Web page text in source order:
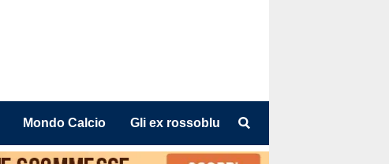
Mondo Calcio Gli ex rossoblu